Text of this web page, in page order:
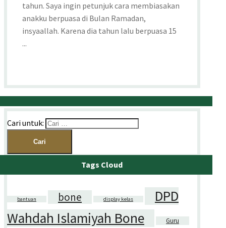
tahun. Saya ingin petunjuk cara membiasakan
anakku berpuasa di Bulan Ramadan,
insyaallah. Karena dia tahun lalu berpuasa 15
...
Cari untuk:
Tags Cloud
bantuan bone display kelas
DPD
Wahdah Islamiyah Bone
Guru